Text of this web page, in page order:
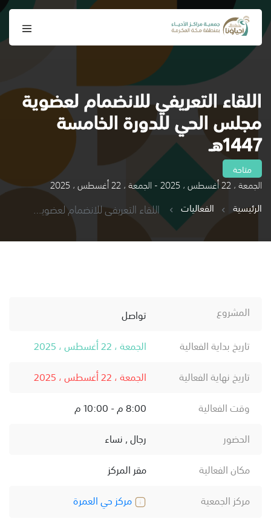
اللقاء التعريفي للانضمام لعضوية
مجلس الحي للدورة الخامسة
1447هـ
متاحة
الجمعة ، 22 أغسطس ، 2025 - الجمعة ، 22 أغسطس ، 2025
الرئيسية
الفعاليات اللقاء التعريفي للانضمام لعضوية مجلس الحي للدورة الخامسة 1447هـ
المشروع
تواصل
تاريخ بداية الفعالية
الجمعة ، 22 أغسطس ، 2025
تاريخ نهاية الفعالية
الجمعة ، 22 أغسطس ، 2025
وقت الفعالية
8:00 م - 10:00 م
الحضور
رجال , نساء
مكان الفعالية
مقر المركز
مركز الجمعية
مركز حي العمرة